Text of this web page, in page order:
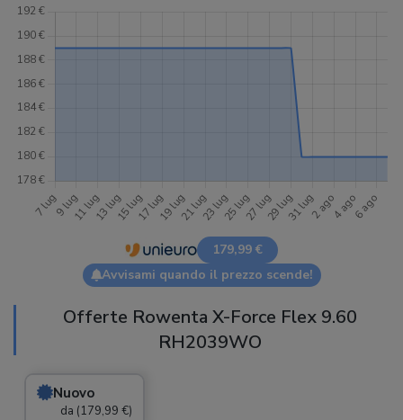
179,99 €
Avvisami quando il prezzo scende!
Offerte Rowenta X-Force Flex 9.60
RH2039WO
Nuovo
da (179,99 €)